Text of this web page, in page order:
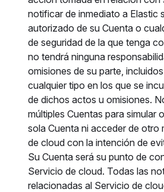
notificar de inmediato a Elastic
autorizado de su Cuenta o
de seguridad de la que tenga
no tendrá ninguna
omisiones de su parte,
cualquier tipo en los que se
de dichos actos u omisiones.
múltiples Cuentas para simular
sola Cuenta ni acceder de otro
de cloud con la intención de
Su Cuenta será su punto de
Servicio de cloud. Todas las
relacionadas al Servicio de